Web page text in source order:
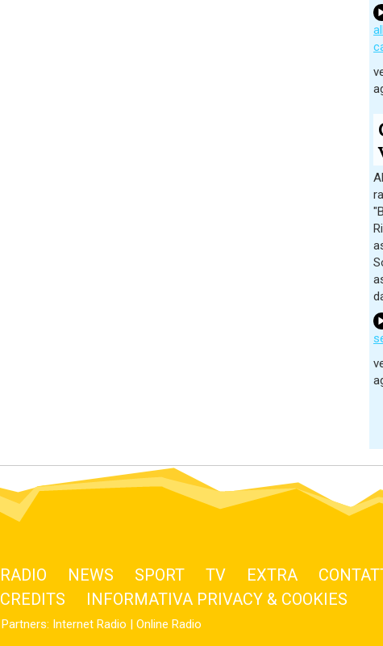
RADIO NEWS SPORT TV EXTRA
CREDITS
INFORMATIVA PRIVACY & COOKIES
Partners: Internet Radio | Online Radio